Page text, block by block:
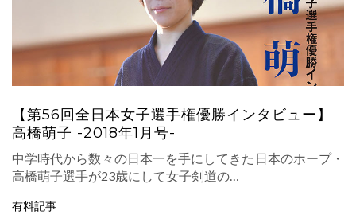
【第56回全日本女子選手権優勝インタビュー】
高橋萌子 -2018年1月号-
中学時代から数々の日本一を手にしてきた日本のホープ・
高橋萌子選手が23歳にして女子剣道の…
有料記事